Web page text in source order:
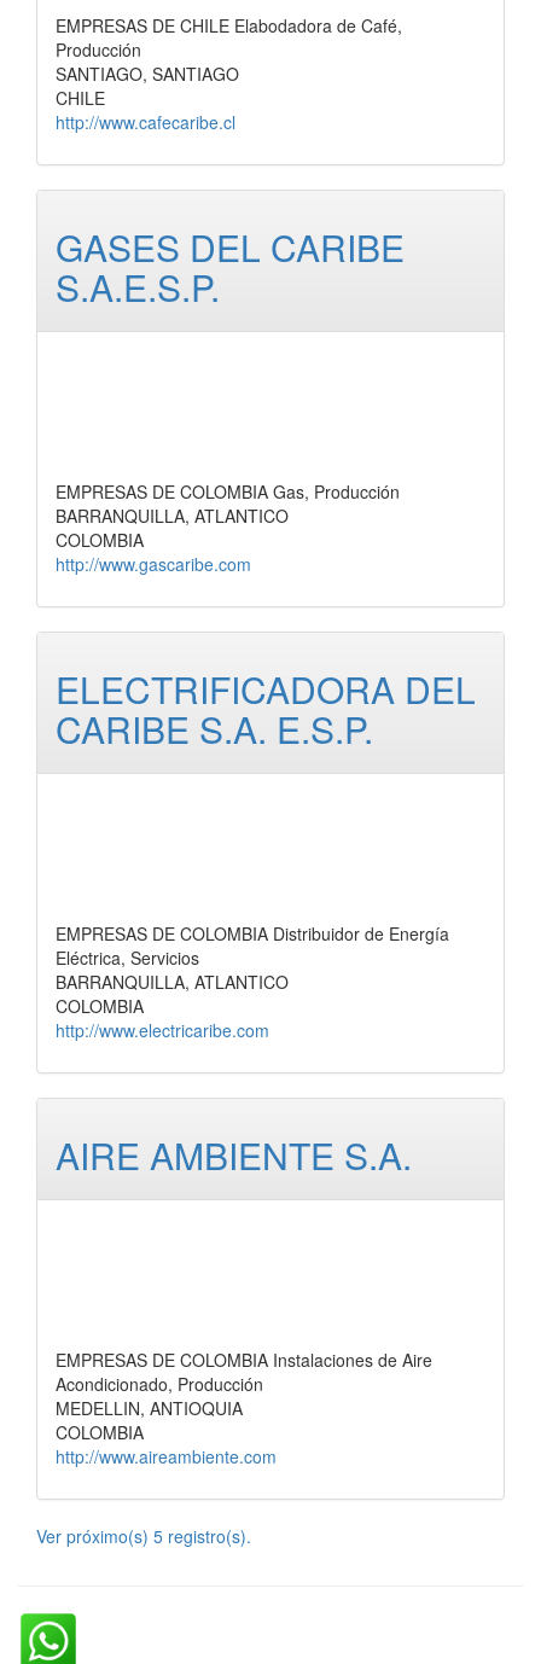
EMPRESAS DE CHILE Elabodadora de Café,
Producción
SANTIAGO, SANTIAGO
CHILE
http://www.cafecaribe.cl
GASES DEL CARIBE
S.A.E.S.P.
EMPRESAS DE COLOMBIA Gas, Producción
BARRANQUILLA, ATLANTICO
COLOMBIA
http://www.gascaribe.com
ELECTRIFICADORA DEL
CARIBE S.A. E.S.P.
EMPRESAS DE COLOMBIA Distribuidor de Energía
Eléctrica, Servicios
BARRANQUILLA, ATLANTICO
COLOMBIA
http://www.electricaribe.com
AIRE AMBIENTE S.A.
EMPRESAS DE COLOMBIA Instalaciones de Aire
Acondicionado, Producción
MEDELLIN, ANTIOQUIA
COLOMBIA
http://www.aireambiente.com
Ver próximo(s) 5 registro(s).